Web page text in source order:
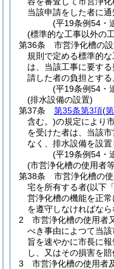
当該申請をした者に通
(平19条例54・
(標準的な工事以外の
第36条
市営浄化槽の
規則で定める標準的
は、当該工事に要す
請した者の負担とする
(平19条例54・
(排水設備の設置)
第37条
第35条第3項(
含む。)の規定により
を受けた者は、当該
なく、排水設備を設置
(平19条例54・
(市営浄化槽の使用者
第38条
市営浄化槽の
宅を所有する者(以下
営浄化槽の機能を正
を遵守しなければなら
2
市営浄化槽の使用者
べき事由によつて当
旨を速やかに市長に
し、又はその損害を
3
市営浄化槽の使用者